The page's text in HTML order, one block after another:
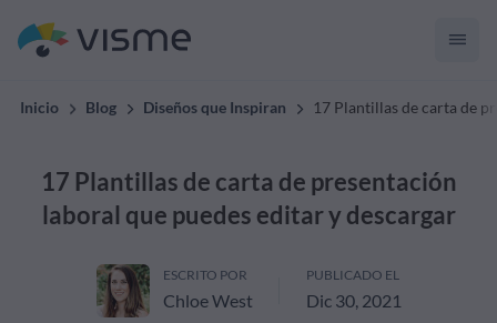
Inicio Blog Diseños que Inspiran 17 Plantillas de carta de
17 Plantillas de carta de presentación
laboral que puedes editar y descargar
ESCRITO POR
Chloe West
PUBLICADO EL
Dic 30, 2021